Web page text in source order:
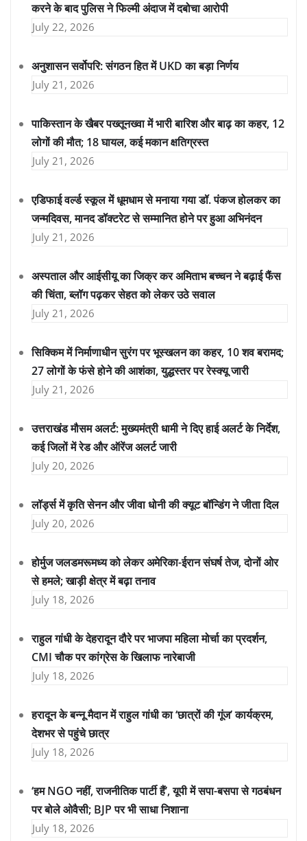
करने के बाद पुलिस ने फिल्मी अंदाज में दबोचा आरोपी
July 22, 2026
अनुशासन सर्वोपरि: संगठन हित में UKD का बड़ा निर्णय
July 21, 2026
पाकिस्तान के खैबर पख्तूनख्वा में भारी बारिश और बाढ़ का कहर, 12
लोगों की मौत; 18 घायल, कई मकान क्षतिग्रस्त
July 21, 2026
एडिफाई वर्ल्ड स्कूल में धूमधाम से मनाया गया डॉ. पंकज होलकर का
जन्मदिवस, मानद डॉक्टरेट से सम्मानित होने पर हुआ अभिनंदन
July 21, 2026
अस्पताल और आईसीयू का जिक्र कर अमिताभ बच्चन ने बढ़ाई फैंस
की चिंता, ब्लॉग पढ़कर सेहत को लेकर उठे सवाल
July 21, 2026
सिक्किम में निर्माणाधीन सुरंग पर भूस्खलन का कहर, 10 शव बरामद;
27 लोगों के फंसे होने की आशंका, युद्धस्तर पर रेस्क्यू जारी
July 21, 2026
उत्तराखंड मौसम अलर्ट: मुख्यमंत्री धामी ने दिए हाई अलर्ट के निर्देश,
कई जिलों में रेड और ऑरेंज अलर्ट जारी
July 20, 2026
लॉर्ड्स में कृति सेनन और जीवा धोनी की क्यूट बॉन्डिंग ने जीता दिल
July 20, 2026
होर्मुज जलडमरूमध्य को लेकर अमेरिका-ईरान संघर्ष तेज, दोनों ओर
से हमले; खाड़ी क्षेत्र में बढ़ा तनाव
July 18, 2026
राहुल गांधी के देहरादून दौरे पर भाजपा महिला मोर्चा का प्रदर्शन,
CMI चौक पर कांग्रेस के खिलाफ नारेबाजी
July 18, 2026
हरादून के बन्नू मैदान में राहुल गांधी का ‘छात्रों की गूंज’ कार्यक्रम,
देशभर से पहुंचे छात्र
July 18, 2026
‘हम NGO नहीं, राजनीतिक पार्टी हैं’, यूपी में सपा-बसपा से गठबंधन
पर बोले ओवैसी; BJP पर भी साधा निशाना
July 18, 2026